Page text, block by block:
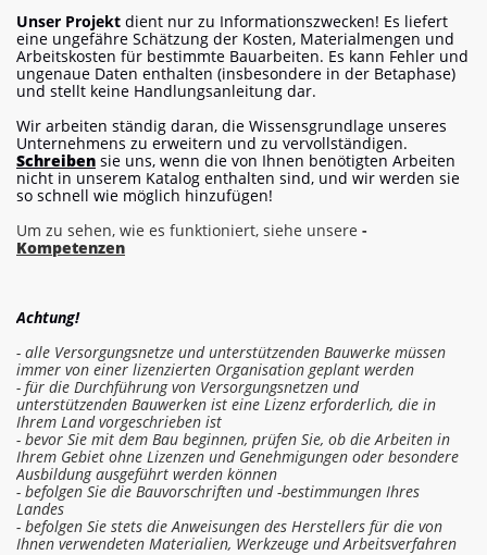
Unser Projekt dient nur zu Informationszwecken! Es liefert
eine ungefähre Schätzung der Kosten, Materialmengen und
Arbeitskosten für bestimmte Bauarbeiten. Es kann Fehler und
ungenaue Daten enthalten (insbesondere in der Betaphase)
und stellt keine Handlungsanleitung dar.
Wir arbeiten ständig daran, die Wissensgrundlage unseres
Unternehmens zu erweitern und zu vervollständigen.
Schreiben sie uns, wenn die von Ihnen benötigten Arbeiten
nicht in unserem Katalog enthalten sind, und wir werden sie
so schnell wie möglich hinzufügen!
Um zu sehen, wie es funktioniert, siehe unsere -
Kompetenzen
Achtung!
- alle Versorgungsnetze und unterstützenden Bauwerke müssen
immer von einer lizenzierten Organisation geplant werden
- für die Durchführung von Versorgungsnetzen und
unterstützenden Bauwerken ist eine Lizenz erforderlich, die in
Ihrem Land vorgeschrieben ist
- bevor Sie mit dem Bau beginnen, prüfen Sie, ob die Arbeiten in
Ihrem Gebiet ohne Lizenzen und Genehmigungen oder besondere
Ausbildung ausgeführt werden können
- befolgen Sie die Bauvorschriften und -bestimmungen Ihres
Landes
- befolgen Sie stets die Anweisungen des Herstellers für die von
Ihnen verwendeten Materialien, Werkzeuge und Arbeitsverfahren